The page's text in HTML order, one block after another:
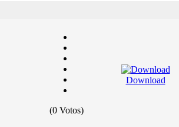
(0 Votos)
Download